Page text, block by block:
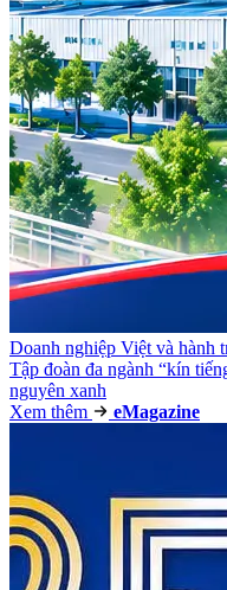
Doanh nghiệp Việt và
Tập đoàn đa ngành “kín
nguyên xanh
Xem thêm
eMagazine